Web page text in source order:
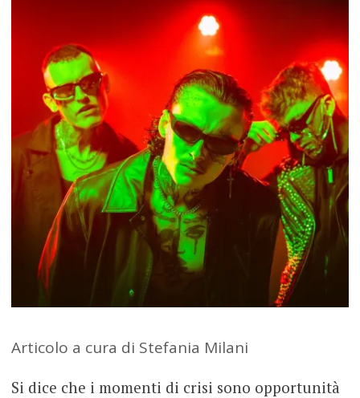
Articolo a cura di Stefania Milani
Si dice che i momenti di crisi sono opportunità